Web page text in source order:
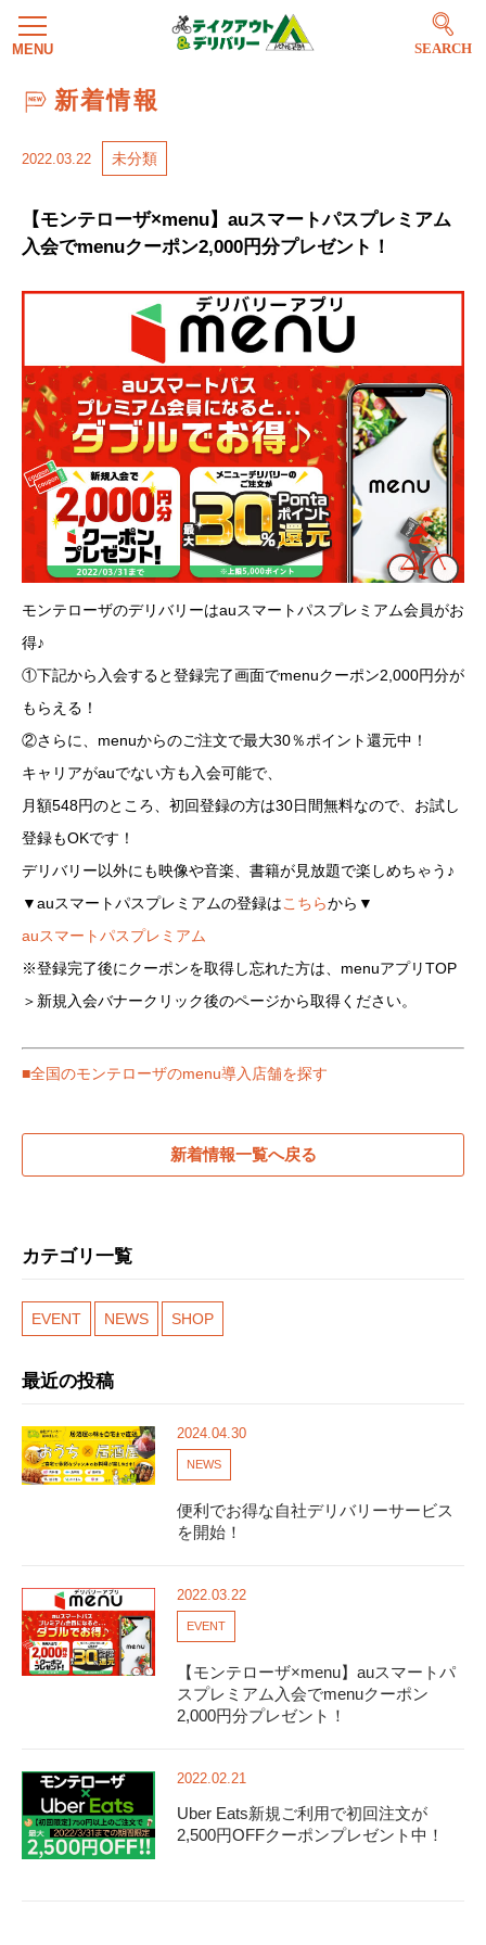
SEARCH
新着情報
2022.03.22 未分類
【モンテローザ×menu】auスマートパスプレミアム
入会でmenuクーポン2,000円分プレゼント！
モンテローザのデリバリーはauスマートパスプレミアム会員がお
得♪
①下記から入会すると登録完了画面でmenuクーポン2,000円分が
もらえる！
②さらに、menuからのご注文で最大30％ポイント還元中！
キャリアがauでない方も入会可能で、
月額548円のところ、初回登録の方は30日間無料なので、お試し
登録もOKです！
デリバリー以外にも映像や音楽、書籍が見放題で楽しめちゃう♪
▼auスマートパスプレミアムの登録はこちらから▼
auスマートパスプレミアム
※登録完了後にクーポンを取得し忘れた方は、menuアプリTOP
＞新規入会バナークリック後のページから取得ください。
■全国のモンテローザのmenu導入店舗を探す
新着情報一覧へ戻る
カテゴリ一覧
EVENT NEWS SHOP
最近の投稿
2024.04.30
NEWS
便利でお得な自社デリバリーサービス
を開始！
2022.03.22
EVENT
【モンテローザ×menu】auスマートパ
スプレミアム入会でmenuクーポン
2,000円分プレゼント！
2022.02.21
Uber Eats新規ご利用で初回注文が
2,500円OFFクーポンプレゼント中！